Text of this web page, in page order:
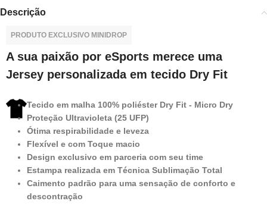
Descrição
PRODUTO EXCLUSIVO MINIDROP
A sua paixão por eSports merece uma
Jersey personalizada em tecido Dry Fit
Tecido em malha 100% poliéster Dry Fit - Micro Dry
Proteção Ultravioleta (25 UFP)
Ótima respirabilidade e leveza
Flexível e com Toque macio
Design exclusivo em parceria com seu time
Estampa realizada em Técnica Sublimação Total
Caimento padrão para uma sensação de conforto e
descontração